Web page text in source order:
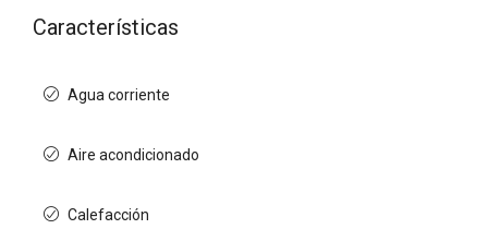
Características
Agua corriente
Aire acondicionado
Calefacción